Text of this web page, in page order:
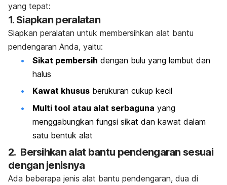
yang tepat:
1. Siapkan peralatan
Siapkan peralatan untuk membersihkan alat bantu
pendengaran Anda, yaitu:
Sikat pembersih dengan bulu yang lembut dan
halus
Kawat khusus berukuran cukup kecil
Multi tool atau alat serbaguna yang
menggabungkan fungsi sikat dan kawat dalam
satu bentuk alat
2. Bersihkan alat bantu pendengaran sesuai
dengan jenisnya
Ada beberapa jenis alat bantu pendengaran, dua di